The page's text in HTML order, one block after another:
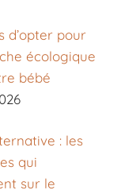
d’opter pour
écologique
bébé
: les
qui
sur le